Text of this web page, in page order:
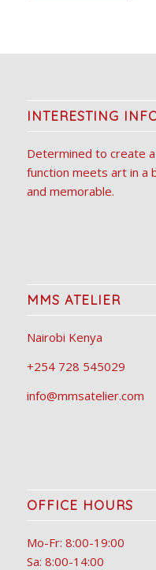
INTERESTING
Determined to create
function meets art in a
and memorable.
MMS ATELIER
Nairobi Kenya
+254 728 545029
info@mmsatelier.com
OFFICE HOURS
Mo-Fr: 8:00-19:00
Sa: 8:00-14:00